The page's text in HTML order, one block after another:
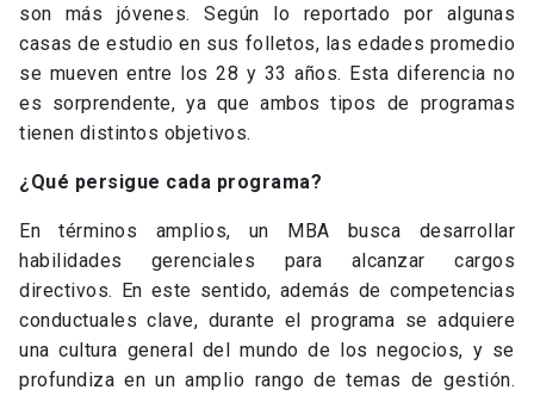
son más jóvenes. Según lo reportado por algunas
casas de estudio en sus folletos, las edades promedio
se mueven entre los 28 y 33 años. Esta diferencia no
es sorprendente, ya que ambos tipos de programas
tienen distintos objetivos.
¿Qué persigue cada programa?
En términos amplios, un MBA busca desarrollar
habilidades gerenciales para alcanzar cargos
directivos. En este sentido, además de competencias
conductuales clave, durante el programa se adquiere
una cultura general del mundo de los negocios, y se
profundiza en un amplio rango de temas de gestión.